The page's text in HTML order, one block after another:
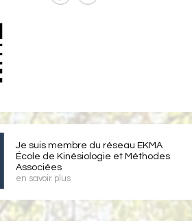
Je suis membre du réseau EKMA
École de Kinésiologie et Méthodes
Associées
en savoir plus